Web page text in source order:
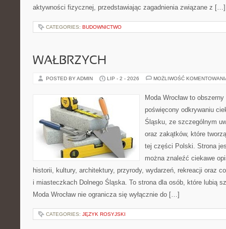
aktywności fizycznej, przedstawiając zagadnienia związane z […]
CATEGORIES: BUDOWNICTWO
WAŁBRZYCH
POSTED BY ADMIN LIP - 2 - 2026 MOŻLIWOŚĆ
Moda Wrocław to
poświęcony odkrywaniu
Śląsku, ze szczególnym
oraz zakątków, które
tej części Polski. Strona
można znaleźć ciekawe
historii, kultury, architektury, przyrody, wydarzeń, rekreacji oraz
i miasteczkach Dolnego Śląska. To strona dla osób, które lubią
Moda Wrocław nie ogranicza się wyłącznie do […]
CATEGORIES: JĘZYK ROSYJSKI